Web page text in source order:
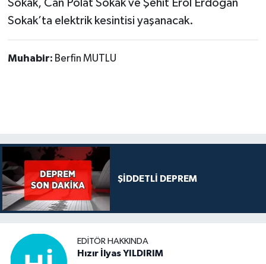
Sokak, Can Polat Sokak ve Şehit Erol Erdoğan
Sokak’ta elektrik kesintisi yaşanacak.
Muhabir: Berfin MUTLU
ŞİDDETLİ DEPREM
EDITÖR HAKKINDA
Hızır İlyas YILDIRIM